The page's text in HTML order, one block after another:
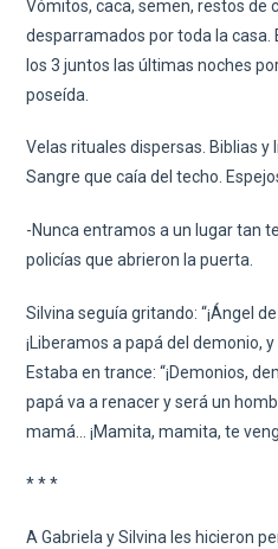
Vómitos, caca, semen, restos de
desparramados por toda la casa.
los 3 juntos las últimas noches
poseída.
Velas rituales dispersas. Biblias
Sangre que caía del techo.
-Nunca entramos a un lugar tan
policías que abrieron la puerta.
Silvina seguía gritando: “¡Ángel
¡Liberamos a papá del demonio,
Estaba en trance: “¡Demonios,
papá va a renacer y será un
mamá… ¡Mamita, mamita, te
* * *
A Gabriela y Silvina les hicieron